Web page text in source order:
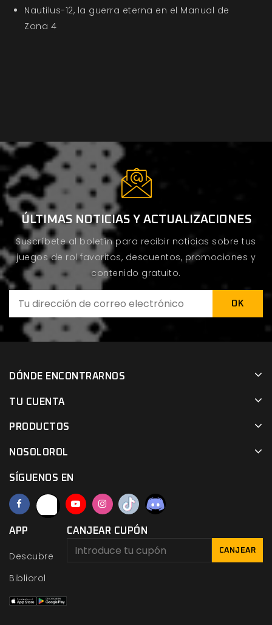
Nautilus-12, la guerra eterna en el Manual de
Zona 4
ÚLTIMAS NOTICIAS Y ACTUALIZACIONES
Suscríbete al boletín para recibir noticias sobre tus
juegos de rol favoritos, descuentos, promociones y
contenido gratuito.
DÓNDE ENCONTRARNOS
TU CUENTA
PRODUCTOS
NOSOLOROL
SÍGUENOS EN
APP
Descubre
Bibliorol
CANJEAR CUPÓN
CANJEAR